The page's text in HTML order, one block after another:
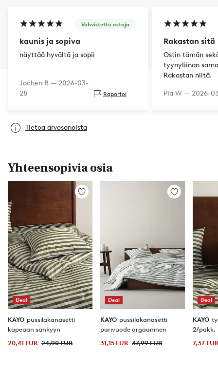
Vahvistettu ostaja
kaunis ja sopiva
näyttää hyvältä ja sopii
Jochen B — 2026-03-
28
Raportoi
Rakastan sitä
Ostin tämän
tyynyliinan
Rakastan niitä.
Pia W — 2026-
Tietoa arvosanoista
Yhteensopivia osia
Deal
Lisää
KAYO pussilakanasetti
kapeaan sänkyyn
20,41 EUR 24,90 EUR
Deal
Lisää
KAYO pussilakanasetti
parivuode orgaaninen
31,15 EUR 37,99 EUR
Deal
KAYO
2/pakk.
7,37